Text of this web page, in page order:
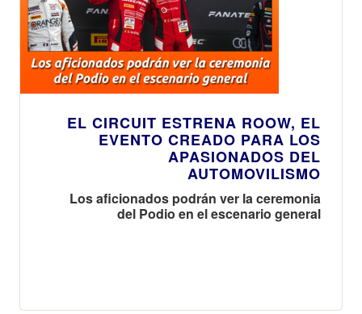
EL CIRCUIT ESTRENA ROOW, EL
EVENTO CREADO PARA LOS
APASIONADOS DEL
AUTOMOVILISMO
Los aficionados podrán ver la ceremonia
del Podio en el escenario general